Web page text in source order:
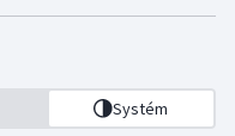
Systém